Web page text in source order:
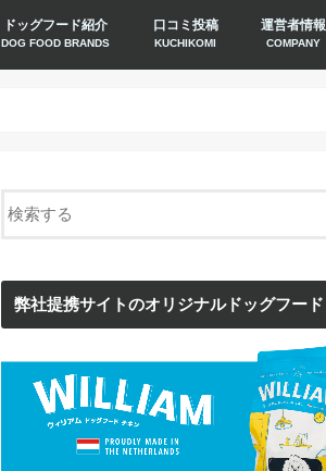
ドッグフード紹介
DOG FOOD BRANDS
口コミ投稿
KUCHIKOMI
運営者情報
COMPANY
弊社提携サイトのオリジナルドッグフード